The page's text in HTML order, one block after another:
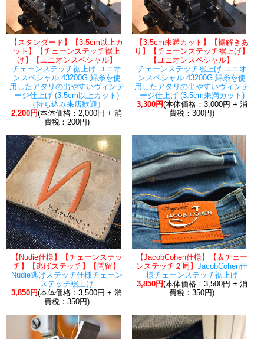
【スタンダード】【3.5cm以上カ
ット】【チェーンステッチ裾上
げ】【ユニオンスペシャル】
チェーンステッチ裾上げ ユニオ
ンスペシャル 43200G 綿糸を使
用したアタリの出やすいヴィンテ
ージ仕上げ (3.5cm以上カット)
（持ち込み来店歓迎）
2,200円(本体価格：2,000円 + 消
費税：200円)
【3.5cm未満カット】【裾解きあ
り】【チェーンステッチ裾上げ】
【ユニオンスペシャル】
チェーンステッチ裾上げ ユニオ
ンスペシャル 43200G 綿糸を使
用したアタリの出やすいヴィンテ
ージ仕上げ (3.5cm未満カット)
3,300円(本体価格：3,000円 + 消
費税：300円)
【Nudie仕様】【チェーンステッ
チ】【逃げステッチ】【閂留】
Nudie逃げステッチ仕様チェーン
ステッチ裾上げ
3,850円(本体価格：3,500円 + 消
費税：350円)
【JacobCohen仕様】【表チェー
ンステッチ２周】JacobCohen仕
様チェーンステッチ裾上げ
3,850円(本体価格：3,500円 + 消
費税：350円)